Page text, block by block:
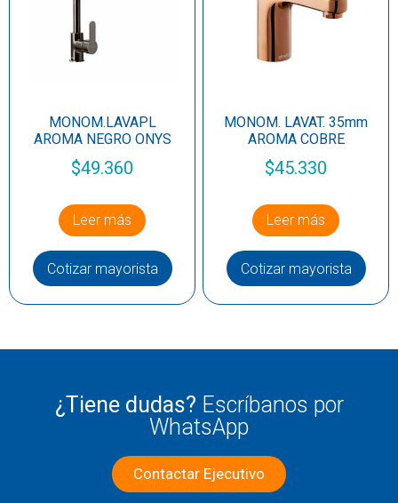
MONOM.LAVAPL
AROMA NEGRO ONYS
$49.360
Leer más
Cotizar mayorista
MONOM. LAVAT. 35mm
AROMA COBRE
$45.330
Leer más
Cotizar mayorista
¿Tiene dudas? Escríbanos por
WhatsApp
Contactar Ejecutivo